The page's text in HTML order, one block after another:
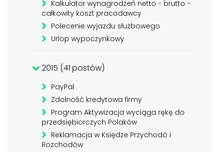
Kalkulator wynagrodzeń netto - brutto -
całkowity koszt pracodawcy
Polecenie wyjazdu służbowego
Urlop wypoczynkowy
2015 (41 postów)
PayPal
Zdolność kredytowa firmy
Program Aktywizacja wyciąga rękę do
przedsiębiorczych Polaków
Reklamacja w Księdze Przychodó i
Rozchodów